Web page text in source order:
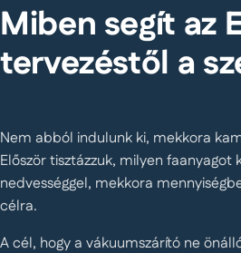
Miben segít az
tervezéstől a
Nem abból indulunk ki, mekkora
Először tisztázzuk, milyen faanyagot
nedvességgel, mekkora
célra.
A cél, hogy a vákuumszárító ne